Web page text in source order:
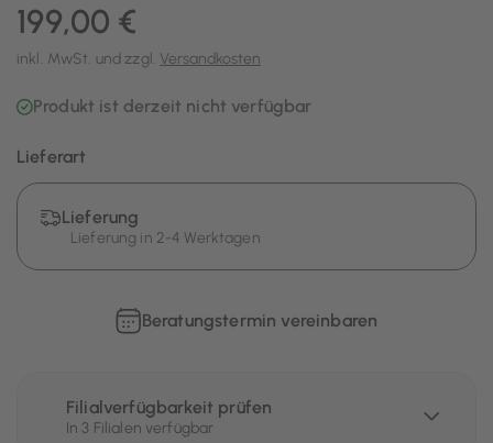
199,00 €
inkl. MwSt. und zzgl. Versandkosten
Produkt ist derzeit nicht verfügbar
Lieferart
Lieferung
Lieferung in 2-4 Werktagen
Beratungstermin vereinbaren
Filialverfügbarkeit prüfen
In 3 Filialen verfügbar